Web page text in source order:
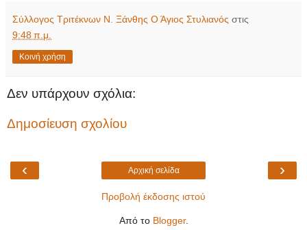
Σύλλογος Τριτέκνων Ν. Ξάνθης Ο Άγιος Στυλιανός στις
9:48 π.μ.
Κοινή χρήση
Δεν υπάρχουν σχόλια:
Δημοσίευση σχολίου
‹ ›
Αρχική σελίδα
Προβολή έκδοσης ιστού
Από το Blogger.